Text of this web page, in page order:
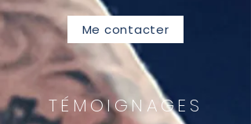
Me contacter
TÉMOIGNAGES